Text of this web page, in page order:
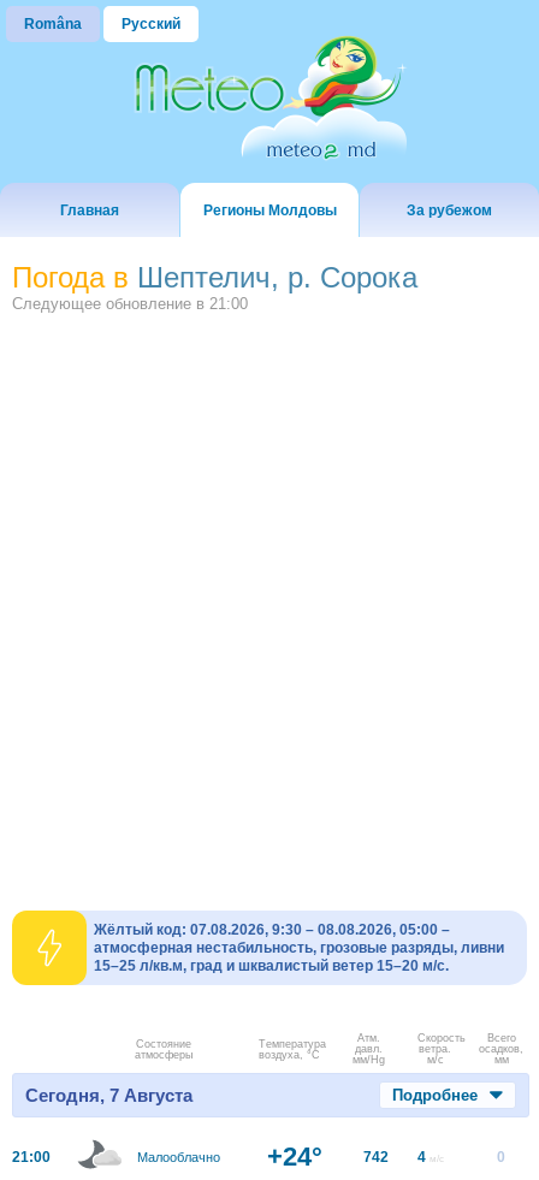
Româna Русский
Главная Регионы Молдовы За рубежом
Погода в Шептелич, р. Сорока
Следующее обновление в 21:00
Жёлтый код: 07.08.2026, 9:30 – 08.08.2026, 05:00 –
атмосферная нестабильность, грозовые разряды, ливни
15–25 л/кв.м, град и шквалистый ветер 15–20 м/с.
Состояние
атмосферы
Температура
воздуха, °C
Атм.
давл.
мм/Hg
Скорость
ветра.
м/с
Всего
осадков,
мм
Сегодня, 7 Августа Подробнее
21:00 Малооблачно +24° 742 4 м/с 0